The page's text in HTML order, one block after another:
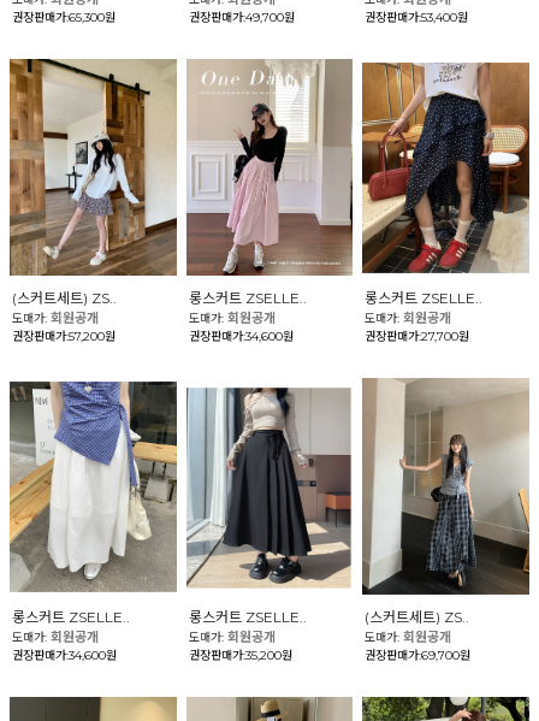
권장판매가:65,300원 권장판매가:49,700원 권장판매가:53,400원
(스커트세트) ZS..
도매가: 회원공개
권장판매가:57,200원
롱스커트 ZSELLE..
도매가: 회원공개
권장판매가:34,600원
롱스커트 ZSELLE..
도매가:회원공개
권장판매가:27,700원
롱스커트 ZSELLE..
도매가: 회원공개
권장판매가:34,600원
롱스커트 ZSELLE..
도매가: 회원공개
권장판매가:35,200원
(스커트세트) ZS..
도매가:회원공개
권장판매가:69,700원